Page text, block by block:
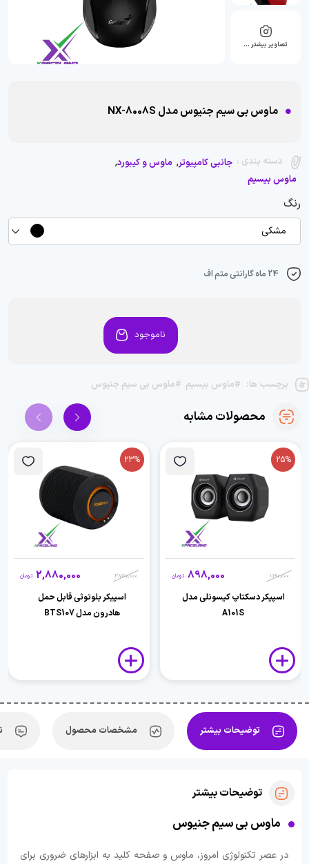
تصاویر بیشتر …
ماوس بی سیم جنیوس مدل NX-8008S
دسته بندی : جانبی کامپیوتر, ماوس و کیبورد,
ماوس بیسیم
رنگ
مشکی
24 ماه گارانتی متم اف
ناموجود
برچسب ها: #ماوس بیسیم #ماوس بی سیم جنیوس
محصولات مشابه
25%
1,190,000
898,000 تومان
اسپیکر دسکتاپ کیسونلی مدل
A101S
23%
3,750,000
2,880,000 تومان
اسپیکر بلوتوثی قابل حمل
هادرون مدل BTS107
توضیحات بیشتر مشخصات محصول
توضیحات بیشتر
ماوس بی سیم جنیوس
در عصر تکنولوژی امروز، ماوس و صفحه کلید به ابزارهای ضروری برای